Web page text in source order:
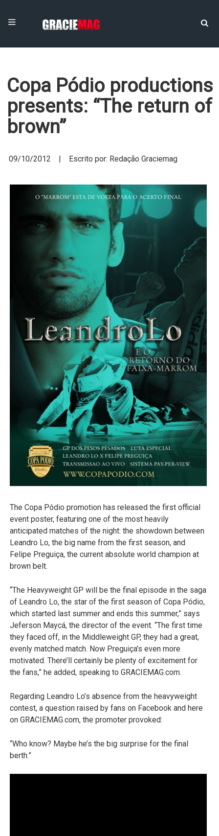
Copa Pódio productions
presents: “The return of
brown”
09/10/2012 | Escrito por: Redação Graciemag
The Copa Pódio promotion has released the first official
event poster, featuring one of the most heavily
anticipated matches of the night: the showdown between
Leandro Lo, the big name from the first season, and
Felipe Preguiça, the current absolute world champion at
brown belt.
“The Heavyweight GP will be the final episode in the saga
of Leandro Lo, the star of the first season of Copa Pódio,
which started last summer and ends this summer,” says
Jeferson Maycá, the director of the event. “The first time
they faced off, in the Middleweight GP, they had a great,
evenly matched match. Now Preguiça’s even more
motivated. There’ll certainly be plenty of excitement for
the fans,” he added, speaking to GRACIEMAG.com.
Regarding Leandro Lo’s absence from the heavyweight
contest, a question raised by fans on Facebook and here
on GRACIEMAG.com, the promoter provoked:
“Who know? Maybe he’s the big surprise for the final
berth.”